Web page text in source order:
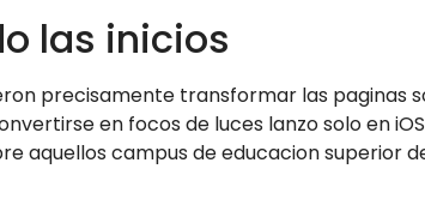
las inicios
precisamente transformar las
en focos de luces lanzo solo en
aquellos campus de educacion superior